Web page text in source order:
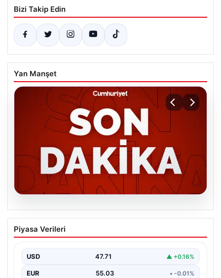
Bizi Takip Edin
Yan Manşet
06.08.2026
MGK’den 8 maddelik kritik bildiri: Dikkat
çeken ‘Terörsüz Bölge’ vurgusu
Piyasa Verileri
USD 47.71 ▲ +0.16%
EUR 55.03 • -0.01%